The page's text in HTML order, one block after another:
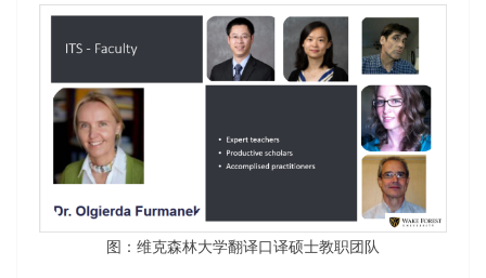
图：维克森林大学翻译口译硕士教职团队